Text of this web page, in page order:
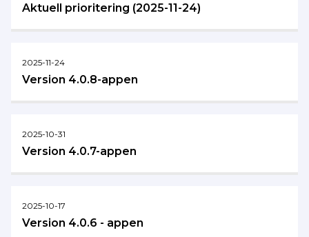
Aktuell prioritering (2025-11-24)
2025-11-24
Version 4.0.8-appen
2025-10-31
Version 4.0.7-appen
2025-10-17
Version 4.0.6 - appen